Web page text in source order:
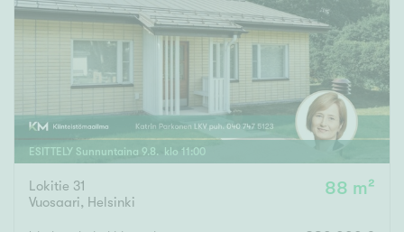
ESITTELY Sunnuntaina 9.8. klo 11 :00
Lokitie 31
Vuosaari, Helsinki
88 m²